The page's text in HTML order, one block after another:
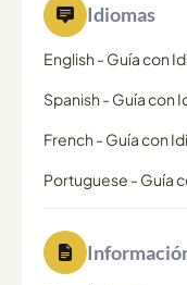
Idiomas
English - Guía con
Spanish - Guía con
French - Guía con
Portuguese - Guía